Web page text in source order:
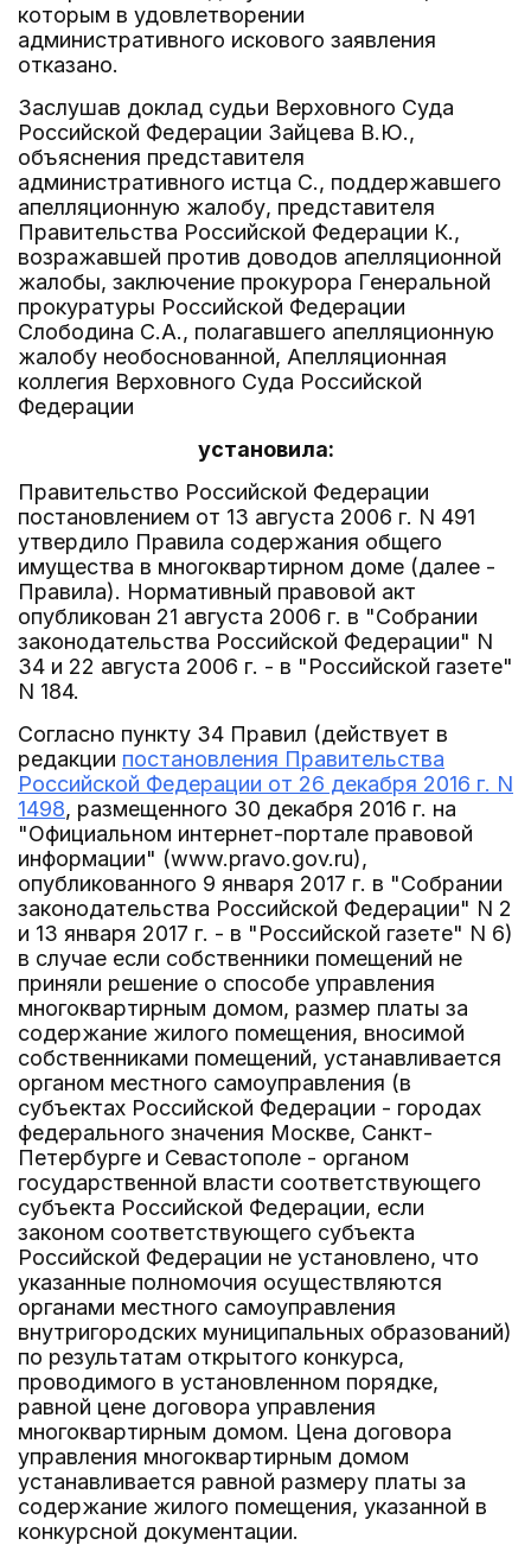
которым в удовлетворении
административного искового заявления
отказано.
Заслушав доклад судьи Верховного Суда
Российской Федерации Зайцева В.Ю.,
объяснения представителя
административного истца С., поддержавшего
апелляционную жалобу, представителя
Правительства Российской Федерации К.,
возражавшей против доводов апелляционной
жалобы, заключение прокурора Генеральной
прокуратуры Российской Федерации
Слободина С.А., полагавшего апелляционную
жалобу необоснованной, Апелляционная
коллегия Верховного Суда Российской
Федерации
установила:
Правительство Российской Федерации
постановлением от 13 августа 2006 г. N 491
утвердило Правила содержания общего
имущества в многоквартирном доме (далее -
Правила). Нормативный правовой акт
опубликован 21 августа 2006 г. в "Собрании
законодательства Российской Федерации" N
34 и 22 августа 2006 г. - в "Российской газете"
N 184.
Согласно пункту 34 Правил (действует в
редакции постановления Правительства
Российской Федерации от 26 декабря 2016 г. N
1498, размещенного 30 декабря 2016 г. на
"Официальном интернет-портале правовой
информации" (www.pravo.gov.ru),
опубликованного 9 января 2017 г. в "Собрании
законодательства Российской Федерации" N 2
и 13 января 2017 г. - в "Российской газете" N 6)
в случае если собственники помещений не
приняли решение о способе управления
многоквартирным домом, размер платы за
содержание жилого помещения, вносимой
собственниками помещений, устанавливается
органом местного самоуправления (в
субъектах Российской Федерации - городах
федерального значения Москве, Санкт-
Петербурге и Севастополе - органом
государственной власти соответствующего
субъекта Российской Федерации, если
законом соответствующего субъекта
Российской Федерации не установлено, что
указанные полномочия осуществляются
органами местного самоуправления
внутригородских муниципальных образований)
по результатам открытого конкурса,
проводимого в установленном порядке,
равной цене договора управления
многоквартирным домом. Цена договора
управления многоквартирным домом
устанавливается равной размеру платы за
содержание жилого помещения, указанной в
конкурсной документации.